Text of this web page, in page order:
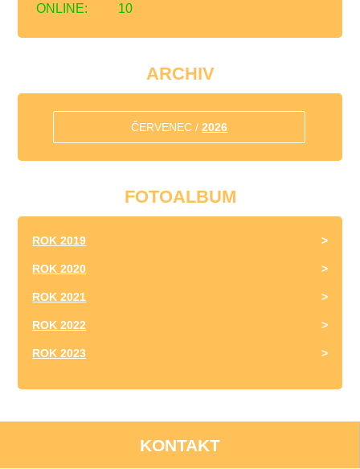
ONLINE: 10
ARCHIV
ČERVENEC /2026
FOTOALBUM
ROK 2019
ROK 2020
ROK 2021
ROK 2022
ROK 2023
KONTAKT